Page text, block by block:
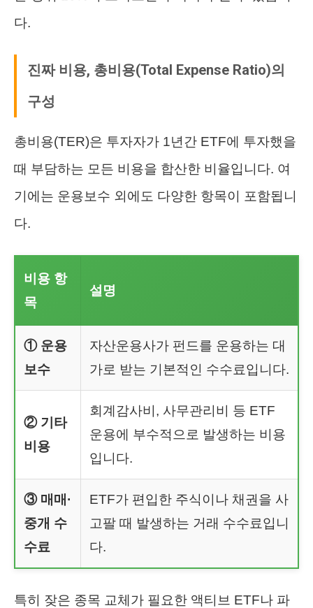
다.
진짜 비용, 총비용(Total Expense Ratio)의
구성
총비용(TER)은 투자자가 1년간 ETF에 투자했을
때 부담하는 모든 비용을 합산한 비율입니다. 여
기에는 운용보수 외에도 다양한 항목이 포함됩니
다.
비용 항
목
설명
① 운용
보수
자산운용사가 펀드를 운용하는 대
가로 받는 기본적인 수수료입니다.
② 기타
비용
회계감사비, 사무관리비 등 ETF
운용에 부수적으로 발생하는 비용
입니다.
③ 매매·
중개 수
수료
ETF가 편입한 주식이나 채권을 사
고팔 때 발생하는 거래 수수료입니
다.
특히 잦은 종목 교체가 필요한 액티브 ETF나 파